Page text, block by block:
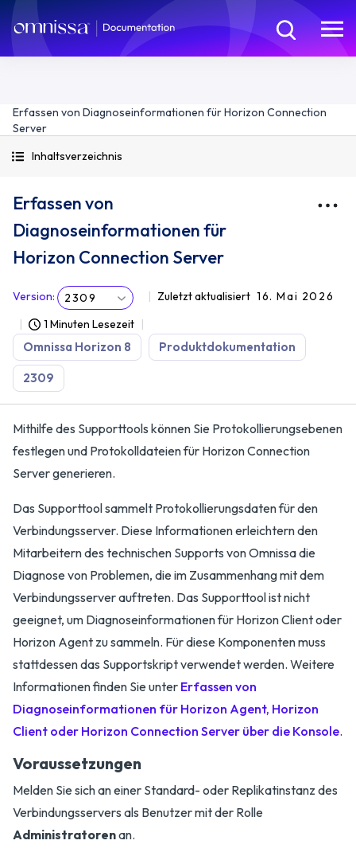
Erfassen von Diagnoseinformationen für Horizon Connection
Server
Inhaltsverzeichnis
Erfassen von
Diagnoseinformationen für
Horizon Connection Server
Version: 2309 Zuletzt aktualisiert 16. Mai 2026
1 Minuten Lesezeit
Omnissa Horizon 8 Produktdokumentation
2309
Mithilfe des Supporttools können Sie Protokollierungsebenen
festlegen und Protokolldateien für Horizon Connection
Server generieren.
Das Supporttool sammelt Protokollierungsdaten für den
Verbindungsserver. Diese Informationen erleichtern den
Mitarbeitern des technischen Supports von Omnissa die
Diagnose von Problemen, die im Zusammenhang mit dem
Verbindungsserver auftreten. Das Supporttool ist nicht
geeignet, um Diagnoseinformationen für Horizon Client oder
Horizon Agent zu sammeln. Für diese Komponenten muss
stattdessen das Supportskript verwendet werden. Weitere
Informationen finden Sie unter Erfassen von
Diagnoseinformationen für Horizon Agent, Horizon
Client oder Horizon Connection Server über die Konsole.
Voraussetzungen
Melden Sie sich an einer Standard- oder Replikatinstanz des
Verbindungsservers als Benutzer mit der Rolle
Administratorenan.